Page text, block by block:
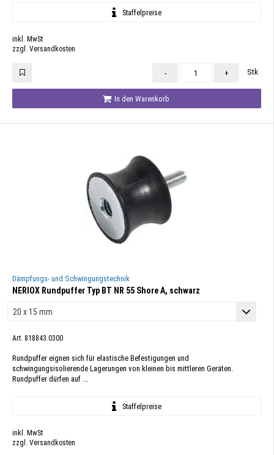
Staffelpreise
inkl. MwSt
zzgl. Versandkosten
- + Stk
In den Warenkorb
Dämpfungs- und Schwingungstechnik
NERIOX Rundpuffer Typ BT NR 55 Shore A, schwarz
Art. 818843.0300
Rundpuffer eignen sich für elastische Befestigungen und
schwingungsisolierende Lagerungen von kleinen bis mittleren Geräten.
Rundpuffer dürfen auf ...
Staffelpreise
inkl. MwSt
zzgl. Versandkosten